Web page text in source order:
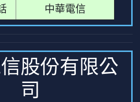
中華電信
股份有限公
司